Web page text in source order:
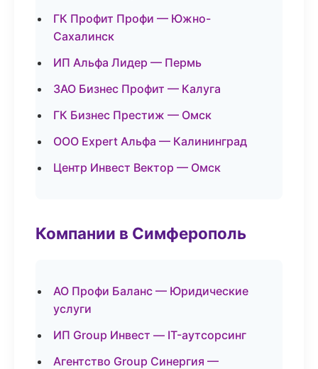
ГК Профит Профи — Южно-
Сахалинск
ИП Альфа Лидер — Пермь
ЗАО Бизнес Профит — Калуга
ГК Бизнес Престиж — Омск
ООО Expert Альфа — Калининград
Центр Инвест Вектор — Омск
Компании в Симферополь
АО Профи Баланс — Юридические
услуги
ИП Group Инвест — IT-аутсорсинг
Агентство Group Синергия —